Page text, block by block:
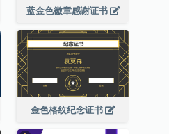
蓝金色徽章感谢证书
金色格纹纪念证书